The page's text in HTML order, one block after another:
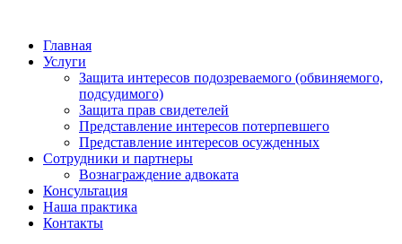
Главная
Услуги
Защита интересов подозреваемого (обвиняемого,
подсудимого)
Защита прав свидетелей
Представление интересов потерпевшего
Представление интересов осужденных
Сотрудники и партнеры
Вознаграждение адвоката
Консультация
Наша практика
Контакты